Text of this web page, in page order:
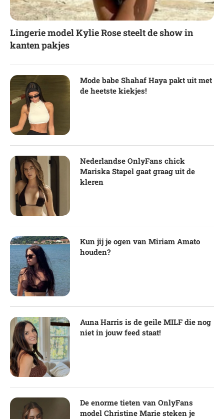
Lingerie model Kylie Rose steelt de show in
kanten pakjes
Mode babe Shahaf Haya pakt uit met
de heetste kiekjes!
Nederlandse OnlyFans chick
Mariska Stapel gaat graag uit de
kleren
Kun jij je ogen van Miriam Amato
houden?
Auna Harris is de geile MILF die nog
niet in jouw feed staat!
De enorme tieten van OnlyFans
model Christine Marie steken je